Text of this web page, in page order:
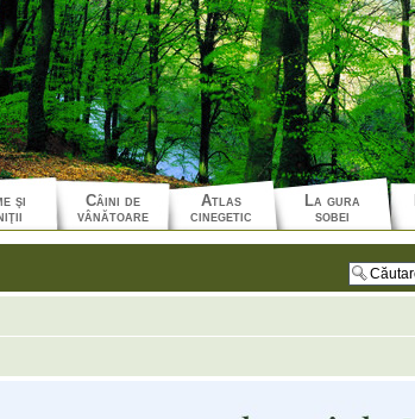
şi
Câini de
vânătoare
Atlas
cinegetic
La gura
sobei